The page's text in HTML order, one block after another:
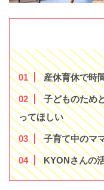
1 産休育休で時
2
子どものため
ってほしい
3 子育て中のマ
4 KYONさんの